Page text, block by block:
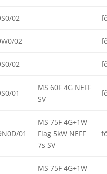
02
02
02
01
MS 60F 4G NEFF
SV
01
MS 75F 4G+1W
Flag 5kW NEFF
7s SV
MS 75F 4G+1W